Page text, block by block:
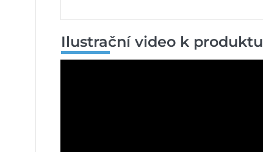
Ilustrační video k produktu